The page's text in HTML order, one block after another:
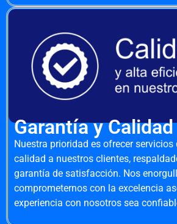
Garantía y Calidad
Nuestra prioridad es ofrecer
calidad a nuestros clientes,
garantía de satisfacción. Nos
comprometernos con la excelencia
experiencia con nosotros sea